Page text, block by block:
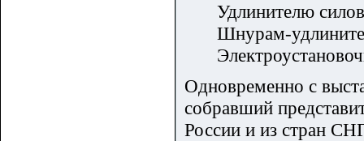
Удлинителю
Шнурам-
Одновременно с
собравший
России и из стран